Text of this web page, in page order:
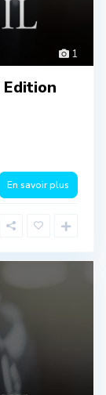
1
En savoir plus